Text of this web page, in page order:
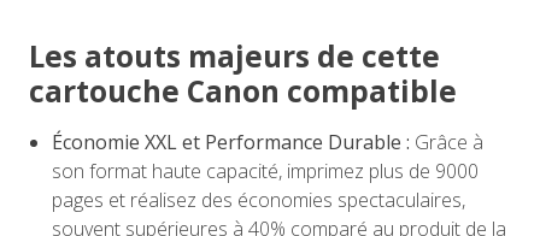
Les atouts majeurs de cette
cartouche Canon compatible
Économie XXL et Performance Durable : Grâce à
son format haute capacité, imprimez plus de 9000
pages et réalisez des économies spectaculaires,
souvent supérieures à 40% comparé au produit de la